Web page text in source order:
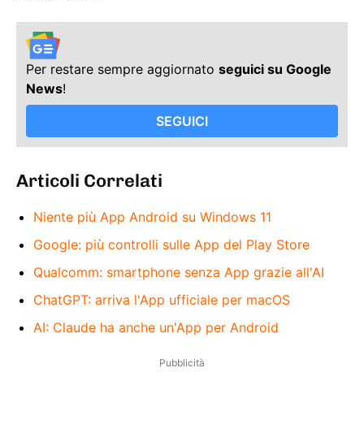
Per restare sempre aggiornato seguici su Google
News!
SEGUICI
Articoli Correlati
Niente più App Android su Windows 11
Google: più controlli sulle App del Play Store
Qualcomm: smartphone senza App grazie all'AI
ChatGPT: arriva l'App ufficiale per macOS
AI: Claude ha anche un'App per Android
Pubblicità